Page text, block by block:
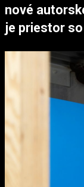
nové
je priestor so